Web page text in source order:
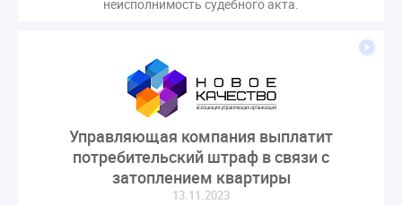
отчетность УК
ГПК РФ ГУО
Геллер
Государственная дума
Дезинфекция
Законопроект Минстрой
Законопроект Пахомов Кошелев
Законопроект теплоснабжение ответственность
неисполнимость судебного акта.
Управляющая компания выплатит
потребительский штраф в связи с
затоплением квартиры
13.11.2023